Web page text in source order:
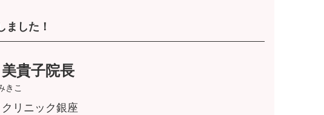
ました！
貴子院長
きこ
リニック銀座